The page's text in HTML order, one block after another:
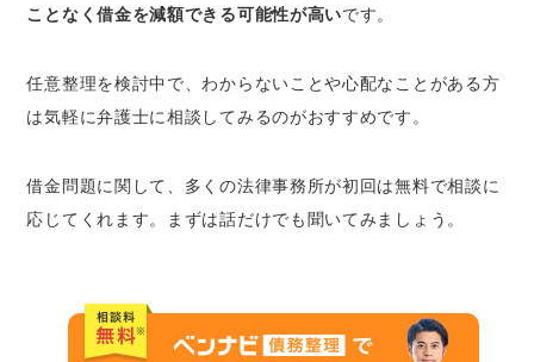
ことなく借金を減額できる可能性が高いです。
任意整理を検討中で、わからないことや心配なことがある方
は気軽に弁護士に相談してみるのがおすすめです。
借金問題に関して、多くの法律事務所が初回は無料で相談に
応じてくれます。まずは話だけでも聞いてみましょう。